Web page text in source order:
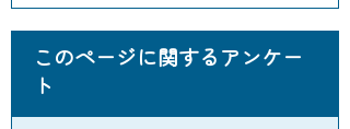
このページに関するアンケー
ト